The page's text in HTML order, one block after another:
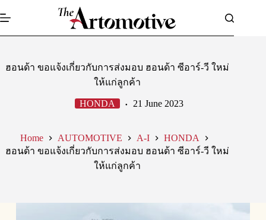
to
ฮอนด้า ขอแจ้งเกี่ยวกับการส่งมอบ ฮอนด้า ซีอาร์-วี ใหม่
ให้แก่ลูกค้า
HONDA 21 June 2023
Home AUTOMOTIVE A-I
HONDA
ฮอนด้า ขอแจ้งเกี่ยวกับการส่งมอบ ฮอนด้า ซีอาร์-วี ใหม่
ให้แก่ลูกค้า